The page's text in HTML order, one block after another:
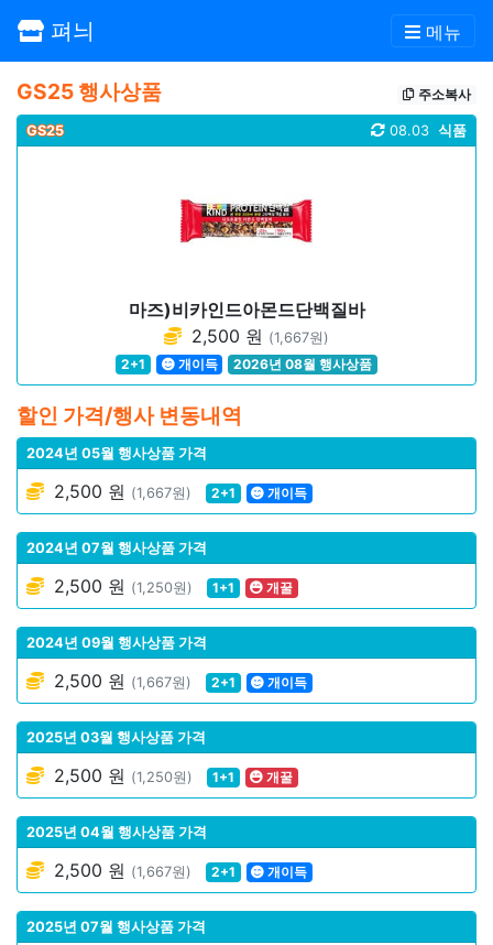
펴늬 메뉴
GS25 행사상품 주소복사
GS25 식품
08.03
마즈)비카인드아몬드단백질바
2,500 원 (1,667원)
2+1
개이득 2026년 08월 행사상품
할인 가격/행사 변동내역
2024년 05월 행사상품 가격
2,500 원 (1,667원) 2+1 개이득
2024년 07월 행사상품 가격
2,500 원 (1,250원) 1+1 개꿀
2024년 09월 행사상품 가격
2,500 원 (1,667원) 2+1 개이득
2025년 03월 행사상품 가격
2,500 원 (1,250원) 1+1 개꿀
2025년 04월 행사상품 가격
2,500 원 (1,667원) 2+1 개이득
2025년 07월 행사상품 가격